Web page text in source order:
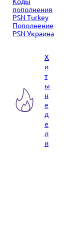
пополнения
PSN Turkey
Пополнение
PSN Украина
Х
и
т
ы
н
е
д
е
л
и